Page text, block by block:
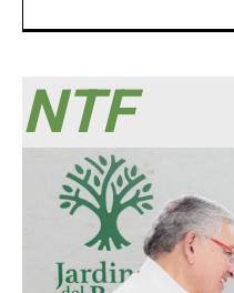
NTF